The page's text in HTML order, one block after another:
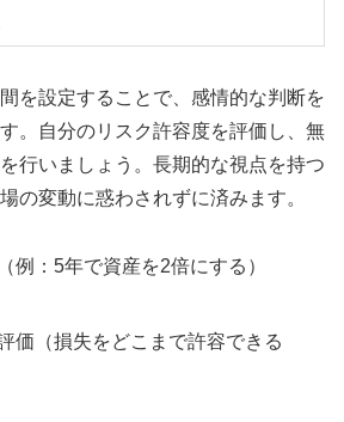
を設定することで、感情的な判断を
。自分のリスク許容度を評価し、無
行いましょう。長期的な視点を持つ
の変動に惑わされずに済みます。
例：5年で資産を2倍にする）
価（損失をどこまで許容できる